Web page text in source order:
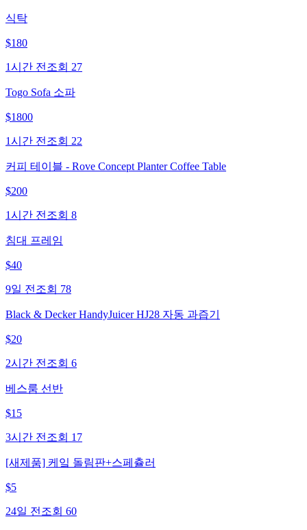
식탁
$180
1시간 전 조회 27
Togo Sofa 소파
$1800
1시간 전 조회 22
커피 테이블 - Rove Concept Planter Coffee Table
$200
1시간 전 조회 8
침대 프레임
$40
9일 전 조회 78
Black & Decker HandyJuicer HJ28 자동 과즙기
$20
2시간 전 조회 6
베스룸 선반
$15
3시간 전 조회 17
[새제품] 케잌 돌림판+스페츌러
$5
24일 전 조회 60